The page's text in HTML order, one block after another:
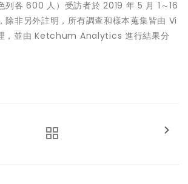
列各 600 人）受訪者於 2019 年 5 月 1～16
除非另外註明，所有調查和樣本蒐集皆由 Vi
，並由 Ketchum Analytics 進行結果分